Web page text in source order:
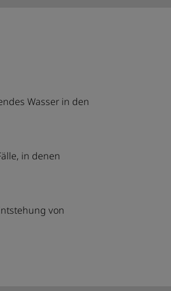
Wasser in den
in denen
von